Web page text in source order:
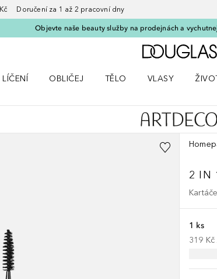
Doručení za 1 až 2 pracovní dny
Objevte naše beauty služby na prodejnách a
LÍČENÍ
OBLIČEJ
TĚLO
VLASY
2 IN
1 ks
319 Kč